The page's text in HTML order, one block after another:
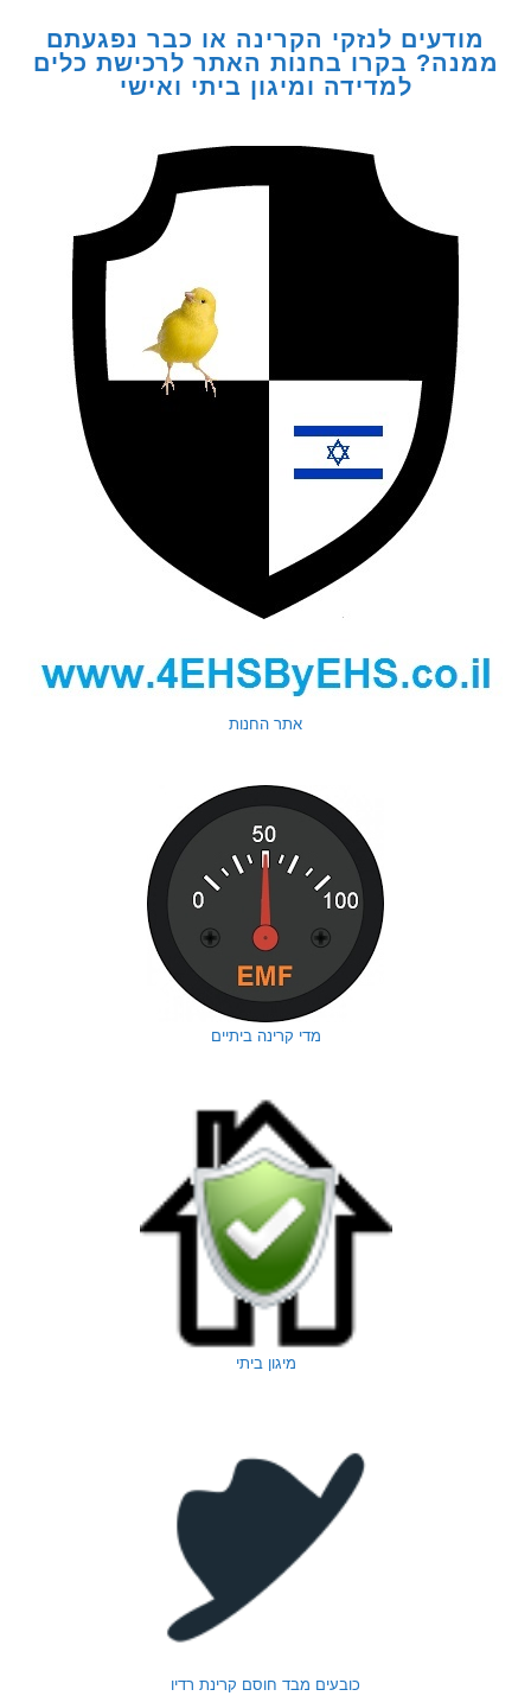
לנזקי הקרינה או כבר נפגעתם
בקרו בחנות האתר לרכישת כלים
למדידה ומיגון ביתי ואישי
אתר החנות
מדי קרינה ביתיים
כובעים מבד חוסם קרינת רדיו